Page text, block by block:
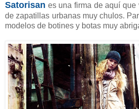
Satorisan es una firma de aquí
de zapatillas urbanas muy chulos.
modelos de botines y botas muy